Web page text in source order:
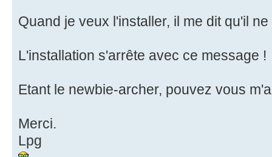
Quand je veux l'installer, il me dit qu'il
L'installation s'arrête avec ce message !
Etant le newbie-archer, pouvez vous
Merci.
Lpg